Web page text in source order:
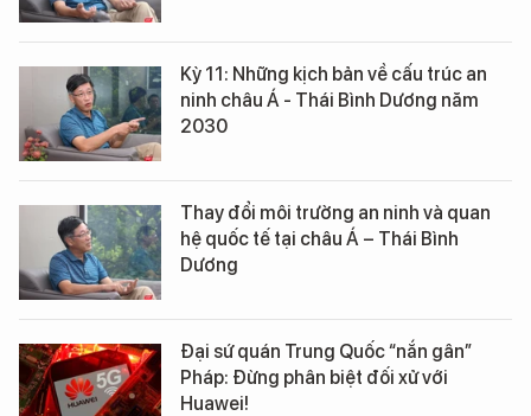
Kỳ 11: Những kịch bản về cấu trúc an
ninh châu Á - Thái Bình Dương năm
2030
Thay đổi môi trường an ninh và quan
hệ quốc tế tại châu Á – Thái Bình
Dương
Đại sứ quán Trung Quốc “nắn gân”
Pháp: Đừng phân biệt đối xử với
Huawei!